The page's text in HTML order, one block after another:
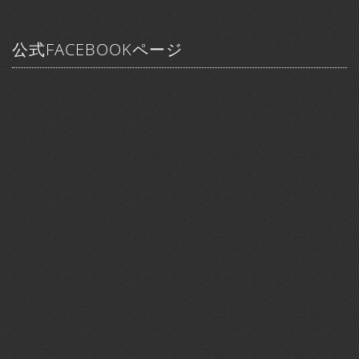
公式FACEBOOKページ